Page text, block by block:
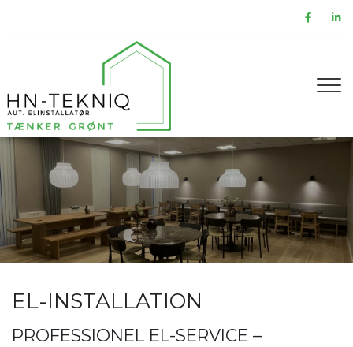
EL-INSTALLATION
PROFESSIONEL EL-SERVICE –